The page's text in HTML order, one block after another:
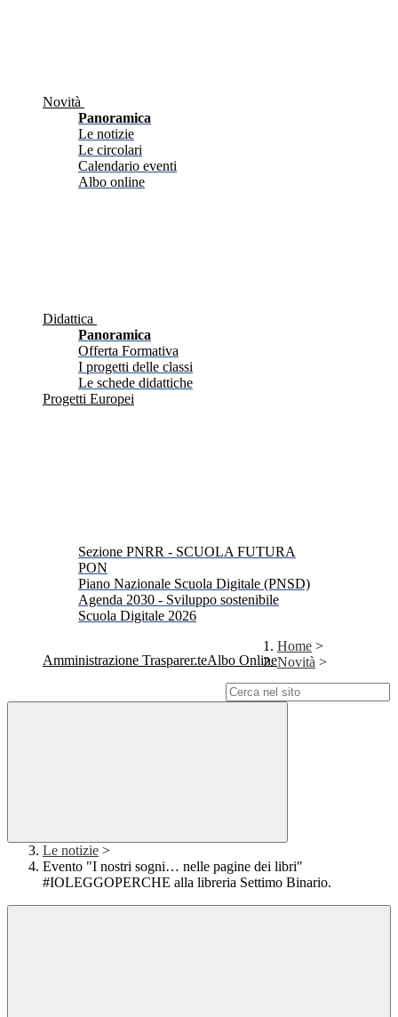
Novità
Panoramica
Le notizie
Le circolari
Calendario eventi
Albo online
Didattica
Panoramica
Offerta Formativa
I progetti delle classi
Le schede didattiche
Progetti Europei
Sezione PNRR - SCUOLA FUTURA
PON
Piano Nazionale Scuola Digitale (PNSD)
Agenda 2030 - Sviluppo sostenibile
Scuola Digitale 2026
Amministrazione TrasparenteAlbo Online
Home >
Novità >
Le notizie >
Evento "I nostri sogni… nelle pagine dei libri"
#IOLEGGOPERCHE alla libreria Settimo Binario.